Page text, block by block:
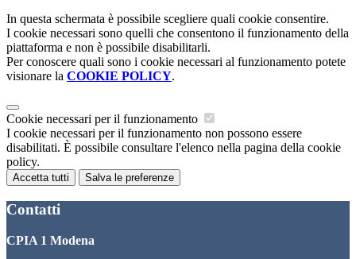
In questa schermata è possibile scegliere quali cookie consentire.
I cookie necessari sono quelli che consentono il funzionamento della
piattaforma e non è possibile disabilitarli.
Per conoscere quali sono i cookie necessari al funzionamento potete
visionare la COOKIE POLICY.
Cookie necessari per il funzionamento
I cookie necessari per il funzionamento non possono essere
disabilitati. È possibile consultare l'elenco nella pagina della cookie
policy.
Accetta tutti Salva le preferenze
Contatti
CPIA 1 Modena